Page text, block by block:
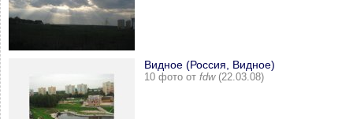
Видное (Россия, Видное)
10 фото от fdw(22.03.08)